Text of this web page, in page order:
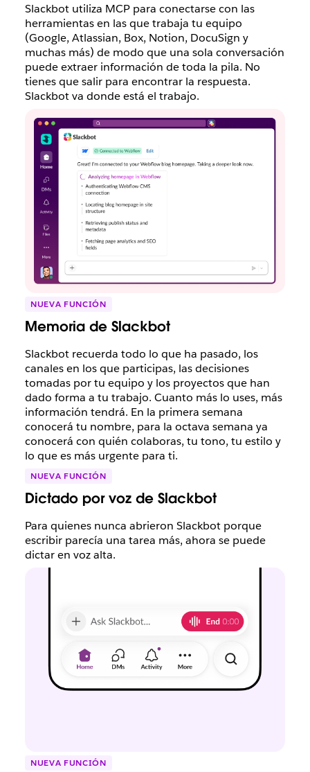
Slackbot utiliza MCP para conectarse con las
herramientas en las que trabaja tu equipo
(Google, Atlassian, Box, Notion, DocuSign y
muchas más) de modo que una sola conversación
puede extraer información de toda la pila. No
tienes que salir para encontrar la respuesta.
Slackbot va donde está el trabajo.
NUEVA FUNCIÓN
Memoria de Slackbot
Slackbot recuerda todo lo que ha pasado, los
canales en los que participas, las decisiones
tomadas por tu equipo y los proyectos que han
dado forma a tu trabajo. Cuanto más lo uses, más
información tendrá. En la primera semana
conocerá tu nombre, para la octava semana ya
conocerá con quién colaboras, tu tono, tu estilo y
lo que es más urgente para ti.
NUEVA FUNCIÓN
Dictado por voz de Slackbot
Para quienes nunca abrieron Slackbot porque
escribir parecía una tarea más, ahora se puede
dictar en voz alta.
NUEVA FUNCIÓN